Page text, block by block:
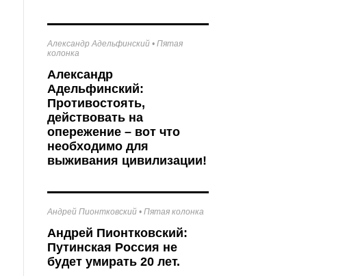
Александр Адельфинский • Пятая
колонка
Александр
Адельфинский:
Противостоять,
действовать на
опережение – вот что
необходимо для
выживания цивилизации!
Андрей Пионтковский • Пятая колонка
Андрей Пионтковский:
Путинская Россия не
будет умирать 20 лет.